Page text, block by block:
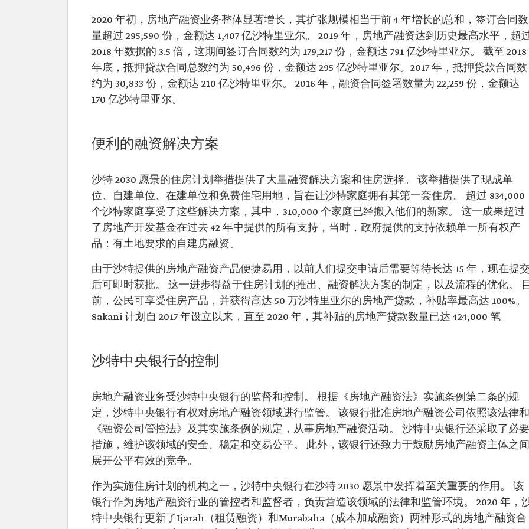
2020 年初，房地产融资业务整体显著增长，其扩张规模相当于前 4 年增长的总和，签订合同数
量超过 295,590 份，金额达 1,407 亿沙特里亚尔。 2019 年，房地产融资达到历史最高水平，超
2018 年数据的 3.5 倍，这期间签订合同数约为 179,217 份，金额达 791 亿沙特里亚尔。 截至 2018
年底，抵押贷款合同总数约为 50,496 份，金额达 295 亿沙特里亚尔。2017 年，抵押贷款合同数
约为 30,833 份，金额达 210 亿沙特里亚尔。 2016 年，融资合同签署数量为 22,259 份，金额达
170 亿沙特里亚尔。
便利的融资解决方案
沙特 2030 愿景的住房计划举措提供了大量融资解决方案和住房选择。 该举措提供了现成单
位、自建单位、在建单位和免费住宅用地，旨在让沙特家庭拥有其第一套住房。 超过 834,000
个沙特家庭享受了这些解决方案，其中，310,000 个家庭已经搬入他们的新家。 这一成果超过
了房地产开发基金在过去 42 年中提供的所有支持，当时，政府提供的支持依赖单一所有权产
品：有土地要求的自建房融资。
由于沙特提供的房地产融资产品便捷易用，以前人们提交申请后需要等待长达 15 年，现在提
后可即时获批。 这一进步得益于住房计划的推出、融资解决方案的制定，以及流程的优化。
前，公民可享受住房产品，并获得高达 50 万沙特里亚尔的房地产贷款，补贴率最高达 100%。
Sakani 计划自 2017 年设立以来，直至 2020 年，其补贴的房地产贷款数量已达 424,000 笔。
沙特中央银行的控制
房地产融资业务受沙特中央银行的监督和控制。 根据《房地产融资法》实施条例第二条的规
定，沙特中央银行有权对房地产融资领域进行监管。 该银行批准房地产融资公司依照该法律和
《融资公司管控法》及其实施条例的规定，从事房地产融资活动。 沙特中央银行还采取了必要
措施，维护该领域的安全、稳定和交易公平。 此外，该银行还致力于鼓励房地产融资主体之间
展开公平有效的竞争。
作为实施住房计划的机构之一，沙特中央银行在沙特 2030 愿景中发挥着至关重要的作用。 该
银行作为房地产融资行业的管控者和监督者，负责营造该领域的法律和监管环境。 2020 年，
特中央银行更新了Ijarah（租赁融资）和Murabaha（成本加成融资）两种形式的房地产融资合